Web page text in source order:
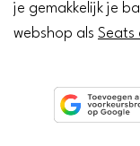
je gemakkelijk je
webshop als Seats